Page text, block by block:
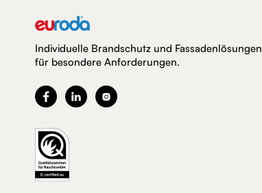
Individuelle Brandschutz und Fassadenlösungen
für besondere Anforderungen.
  